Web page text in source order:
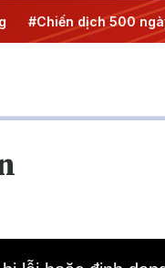
dịch 500 ngày đêm